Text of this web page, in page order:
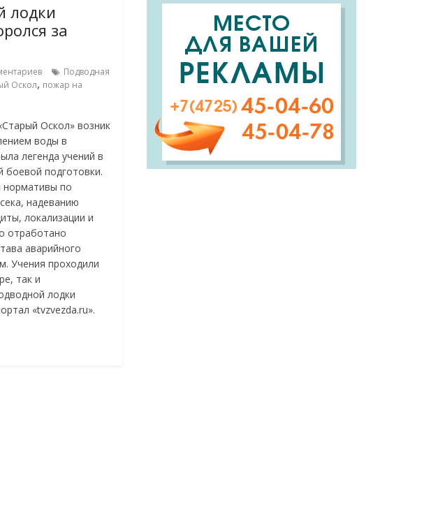
лодки
за
Подводная
Оскол, пожар на
Оскол» возник
воды в
легенда учений в
боевой подготовки.
нормативы по
надеванию
локализации и
отработано
аварийного
Учения проходили
так и
лодки
«tvzvezda.ru».